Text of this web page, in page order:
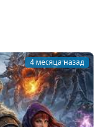
2021] #13
4 месяца назад